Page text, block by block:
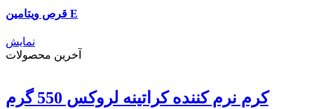
قرص ویتامین E
نمایش
آخرین محصولات
کرم نرم کننده کراتینه لروکس 550 گرم